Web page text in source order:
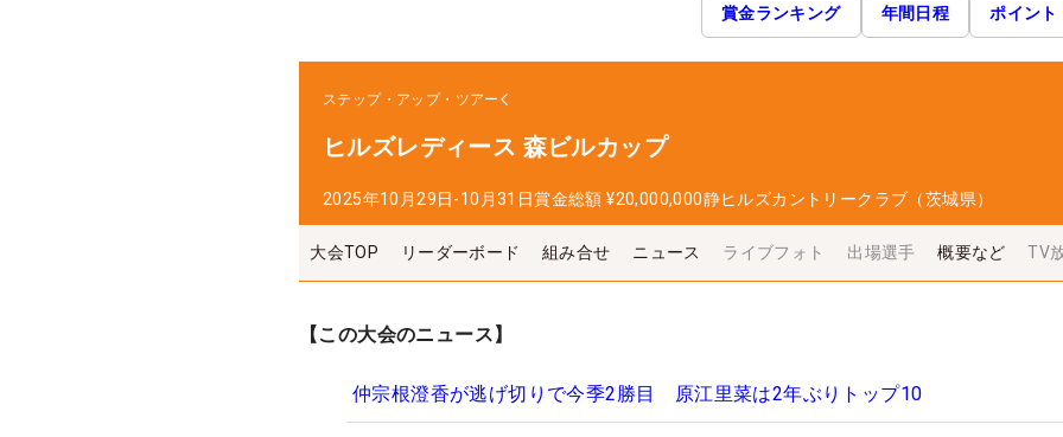
賞金ランキング 年間日程 ポイント
ステップ・アップ・ツアー
ヒルズレディース 森ビルカップ
2025年10月29日-10月31日賞金総額 ¥20,000,000静ヒルズカントリークラブ（茨城県）
大会TOP リーダーボード 組み合せ ニュース ライブフォト 出場選手 概要など TV
【この大会のニュース】
仲宗根澄香が逃げ切りで今季2勝目 原江里菜は2年ぶりトップ10